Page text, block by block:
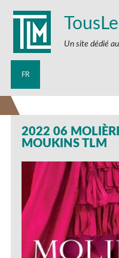
Un site dédié
FR
2022 06
MOUKINS TLM